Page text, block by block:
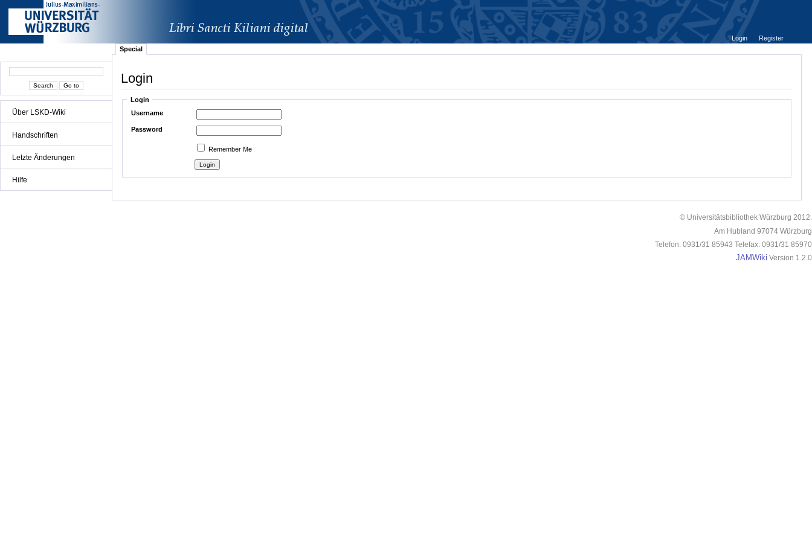
Über LSKD-Wiki
Handschriften
Letzte Änderungen
Hilfe
Login
Register
Special
Login
Login
Username
Password
Remember Me
© Universitätsbibliothek Würzburg 2012.
Am Hubland 97074 Würzburg
Telefon: 0931/31 85943 Telefax: 0931/31 85970
JAMWiki Version 1.2.0